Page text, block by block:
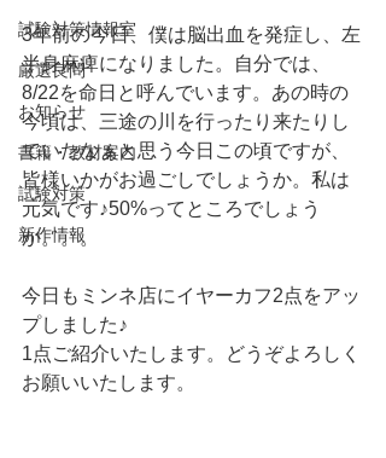
試験対策情報室
厳選良問
お知らせ
書籍・教材案内
試験対策
新作情報
3年前の今日、僕は脳出血を発症し、左
半身麻痺になりました。自分では、
8/22を命日と呼んでいます。あの時の
今頃は、三途の川を行ったり来たりし
ていたなぁと思う今日この頃ですが、
皆様いかがお過ごしでしょうか。私は
元気です♪50%ってところでしょう
か。。。
今日もミンネ店にイヤーカフ2点をアッ
プしました♪
1点ご紹介いたします。どうぞよろしく
お願いいたします。